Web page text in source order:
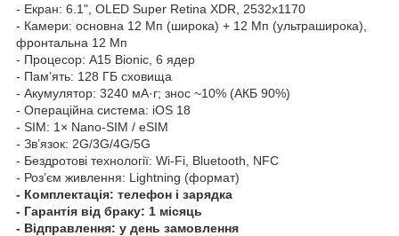
- Екран: 6.1", OLED Super Retina XDR, 2532x1170
- Камери: основна 12 Мп (широка) + 12 Мп (ультраширока),
фронтальна 12 Мп
- Процесор: A15 Bionic, 6 ядер
- Пам’ять: 128 ГБ сховища
- Акумулятор: 3240 мА·г; знос ~10% (АКБ 90%)
- Операційна система: iOS 18
- SIM: 1× Nano-SIM / eSIM
- Зв’язок: 2G/3G/4G/5G
- Бездротові технології: Wi-Fi, Bluetooth, NFC
- Роз’єм живлення: Lightning (формат)
- Комплектація: телефон і зарядка
- Гарантія від браку: 1 місяць
- Відправлення: у день замовлення